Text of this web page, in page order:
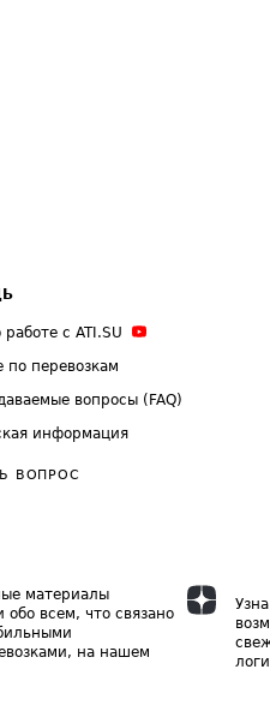
с ATI.SU
по перевозкам
вопросы (FAQ)
информация
ВОПРОС
материалы
обо всем, что связано
на нашем